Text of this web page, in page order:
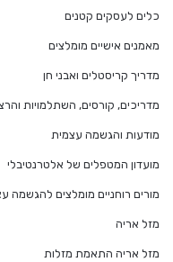
כלים לעסקים קטנים
מאמנים אישיים מומלצים
מדריך קריסטלים ואבני חן
מדריכים, קורסים, השתלמויות
מודעות והגשמה עצמית
מועדון המטפלים של אלטרנטיבלי
מורים רוחניים מומלצים להגשמה
מזל אריה
מזל אריה התאמת מזלות